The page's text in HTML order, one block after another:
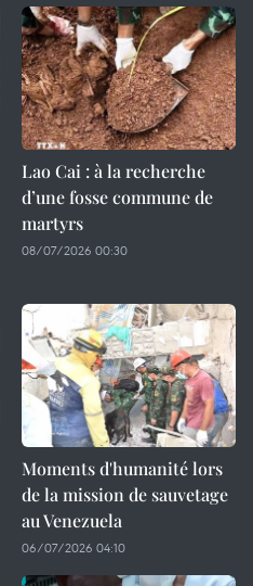
Lao Cai : à la recherche
d’une fosse commune de
martyrs
08/07/2026 00:30
Moments d'humanité lors
de la mission de sauvetage
au Venezuela
06/07/2026 04:10